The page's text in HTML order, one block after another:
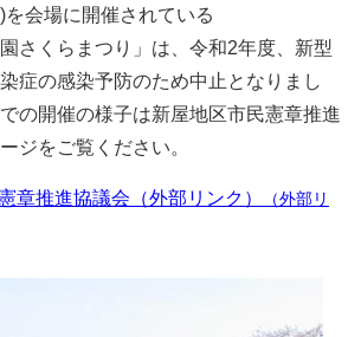
を会場に開催されている
園さくらまつり」は、令和2年度、新型
症の感染予防のため中止となりまし
の開催の様子は新屋地区市民憲章推進
ジをご覧ください。
章推進協議会（外部リンク）
（外部リ